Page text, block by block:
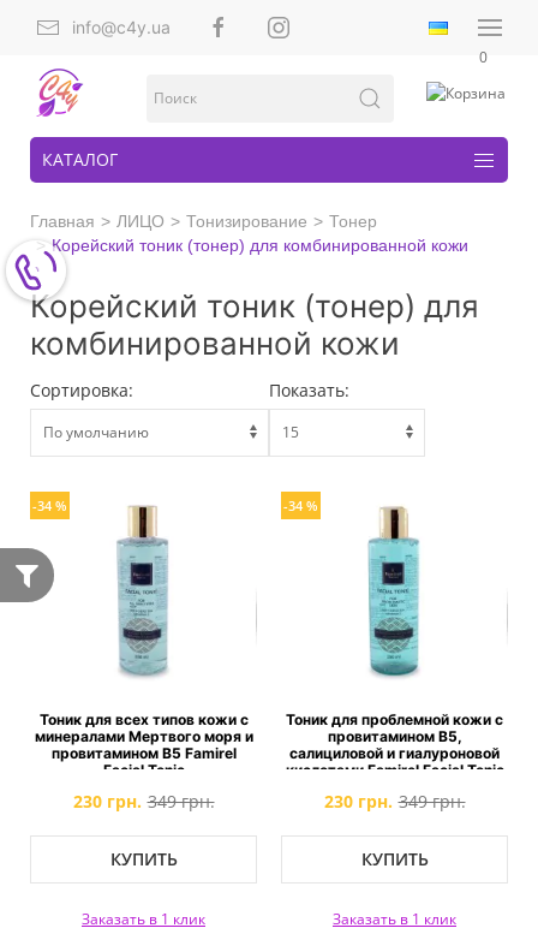
info@c4y.ua
0
КАТАЛОГ
Главная ЛИЦО Тонизирование
Тонер
Корейский тоник (тонер) для комбинированной кожи
Корейский тоник (тонер) для
комбинированной кожи
Сортировка: Показать:
-34 %
Тоник для всех типов кожи с
минералами Мертвого моря и
провитамином B5 Famirel
Facial Tonic
230 грн. 349 грн.
КУПИТЬ
Заказать в 1 клик
-34 %
Тоник для проблемной кожи с
провитамином B5,
салициловой и гиалуроновой
кислотами Famirel Facial Tonic
230 грн. 349 грн.
КУПИТЬ
Заказать в 1 клик